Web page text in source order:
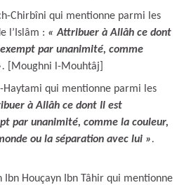
Chirbîni qui mentionne parmi les
l’Islâm : « Attribuer à Allâh ce dont
par unanimité, comme
. [Moughni l-Mouhtâj]
Haytami qui mentionne parmi les
à Allâh ce dont Il est
par unanimité, comme la couleur,
ou la séparation avec lui ».
Ibn Houçayn Ibn Tâhir qui mentionne